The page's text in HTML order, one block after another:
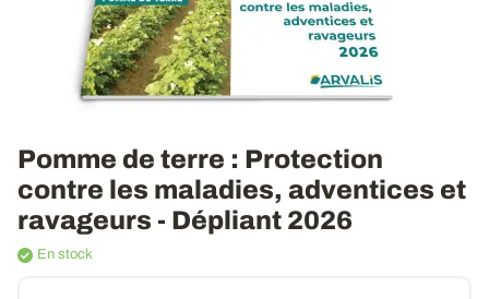
Pomme de terre : Protection
contre les maladies, adventices et
ravageurs - Dépliant 2026
En stock